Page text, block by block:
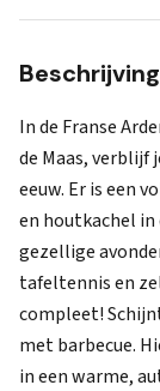
Beschrijving
In de Franse
de Maas, verblijf
eeuw. Er is een
en houtkachel
gezellige
tafeltennis en
compleet!
met barbecue.
in een warme,